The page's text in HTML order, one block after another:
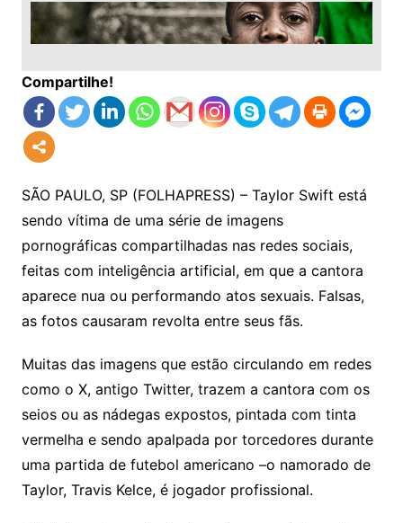
Compartilhe!
SÃO PAULO, SP (FOLHAPRESS) – Taylor Swift está
sendo vítima de uma série de imagens
pornográficas compartilhadas nas redes sociais,
feitas com inteligência artificial, em que a cantora
aparece nua ou performando atos sexuais. Falsas,
as fotos causaram revolta entre seus fãs.
Muitas das imagens que estão circulando em redes
como o X, antigo Twitter, trazem a cantora com os
seios ou as nádegas expostos, pintada com tinta
vermelha e sendo apalpada por torcedores durante
uma partida de futebol americano –o namorado de
Taylor, Travis Kelce, é jogador profissional.